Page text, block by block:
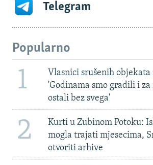
Telegram
Popularno
1
Vlasnici srušenih objekata
'Godinama smo gradili i
ostali bez svega'
2
Kurti u Zubinom Potoku:
mogla trajati mjesecima,
otvoriti arhive